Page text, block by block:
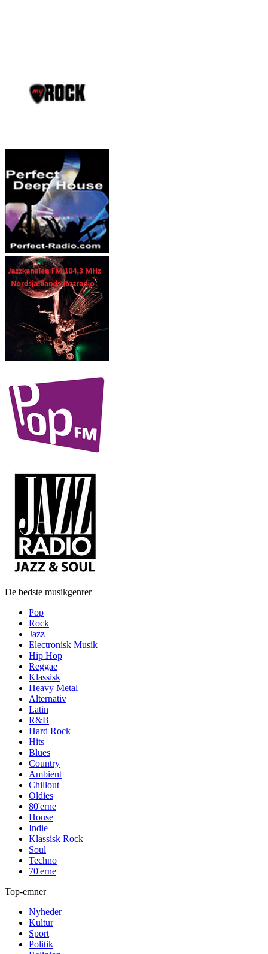
De bedste musikgenrer
Pop
Rock
Jazz
Electronisk Musik
Hip Hop
Reggae
Klassisk
Heavy Metal
Alternativ
Latin
R&B
Hard Rock
Hits
Blues
Country
Ambient
Chillout
Oldies
80'erne
House
Indie
Klassisk Rock
Soul
Techno
70'erne
Top-emner
Nyheder
Kultur
Sport
Politik